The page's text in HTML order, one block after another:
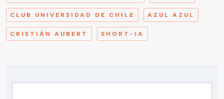
CLUB UNIVERSIDAD DE CHILE AZUL AZUL
CRISTIÁN AUBERT SHORT-IA